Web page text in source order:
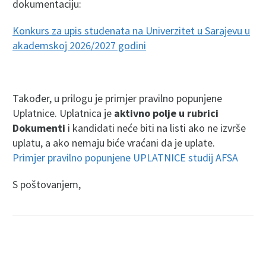
dokumentaciju:
Konkurs za upis studenata na Univerzitet u Sarajevu u
akademskoj 2026/2027 godini
Također, u prilogu je primjer pravilno popunjene
Uplatnice. Uplatnica je aktivno polje u rubrici
Dokumenti i kandidati neće biti na listi ako ne izvrše
uplatu, a ako nemaju biće vraćani da je uplate.
Primjer pravilno popunjene UPLATNICE studij AFSA
S poštovanjem,